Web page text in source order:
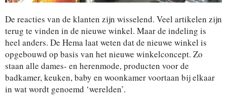
De reacties van de klanten zijn wisselend. Veel artikelen zijn
terug te vinden in de nieuwe winkel. Maar de indeling is
heel anders. De Hema laat weten dat de nieuwe winkel is
opgebouwd op basis van het nieuwe winkelconcept. Zo
staan alle dames- en herenmode, producten voor de
badkamer, keuken, baby en woonkamer voortaan bij elkaar
in wat wordt genoemd ‘werelden’.